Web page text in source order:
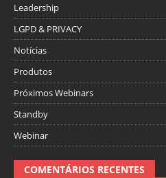
Leadership
LGPD & PRIVACY
Notícias
Produtos
Próximos Webinars
Standby
Webinar
COMENTÁRIOS RECENTES